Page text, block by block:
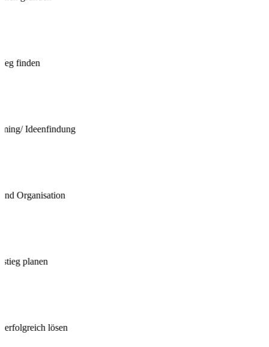
finden
Ideenfindung
Organisation
planen
erfolgreich lösen